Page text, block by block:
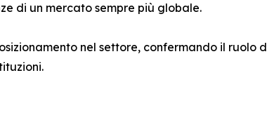
di un mercato sempre più globale.
nel settore, confermando il ruolo